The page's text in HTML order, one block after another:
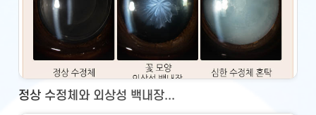
정상 수정체와 외상성 백내장...